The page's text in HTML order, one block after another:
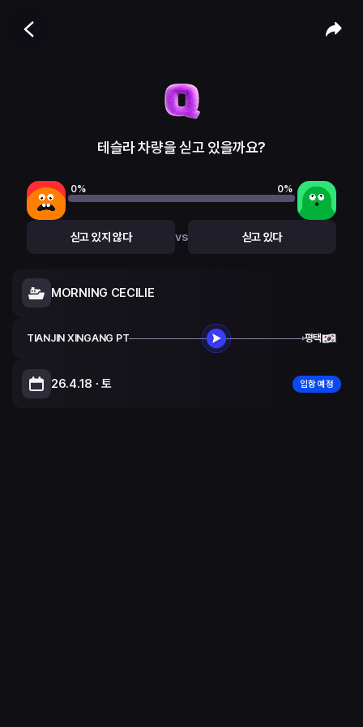
테슬라 차량을 싣고 있을까요?
0% 0%
싣고 있지 않다 vs 싣고 있다
MORNING CECILIE
TIANJIN XINGANG PT 평택
26.4.18 ∙ 토 입항 예정